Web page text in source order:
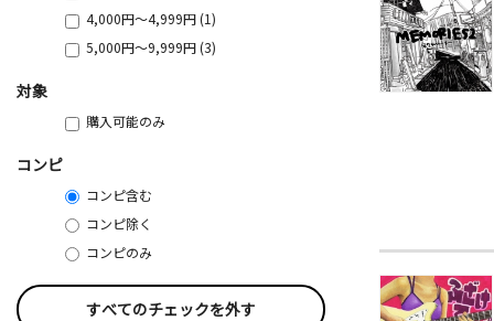
4,000円～4,999円 (1)
5,000円～9,999円 (3)
対象
購入可能のみ
コンピ
コンピ含む
コンピ除く
コンピのみ
すべてのチェックを外す